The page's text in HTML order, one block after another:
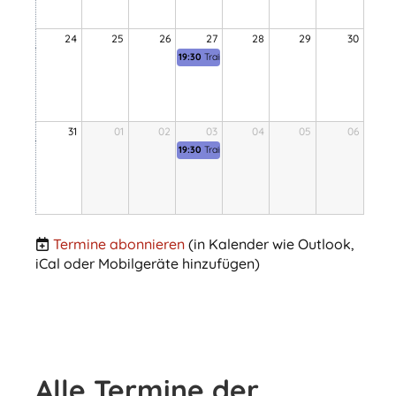
24 25 26 27 28 29 30
31 01 02 03 04 05 06
19:30 Training Leistungsgruppe Wolfersdorf
19:30 Training Leistungsgruppe Wolfersdorf
Termine abonnieren (in Kalender wie Outlook,
iCal oder Mobilgeräte hinzufügen)